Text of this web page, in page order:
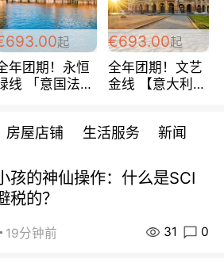
起
年团期！永恒
线 「意国法
欧/天起 ~包拼房
€693.00起
全年团期！文艺
金线 【意大利一
每周铁发！
房屋店铺 生活服务 新闻
孩的神仙操作：什么是SCI
税的？
19分钟前 31 0